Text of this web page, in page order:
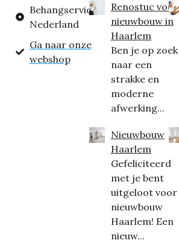
Behangservice
Nederland
Ga naar onze
webshop
Renostuc voor
nieuwbouw in
Haarlem
Ben je op zoek
naar een
strakke en
moderne
afwerking...
Nieuwbouw
Haarlem
Gefeliciteerd
met je bent
uitgeloot voor
nieuwbouw
Haarlem! Een
nieuw...